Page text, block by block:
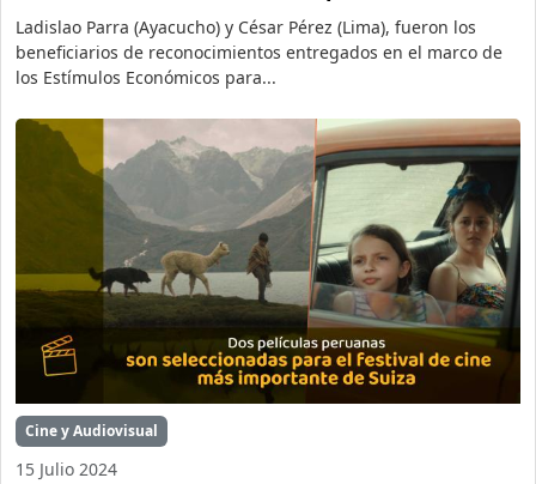
Ladislao Parra (Ayacucho) y César Pérez (Lima), fueron los
beneficiarios de reconocimientos entregados en el marco de
los Estímulos Económicos para...
Cine y Audiovisual
15 Julio 2024